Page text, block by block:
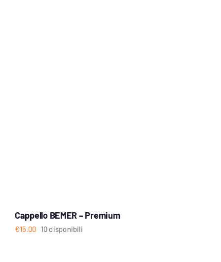
Cappello BEMER – Premium
€15.00 10 disponibili